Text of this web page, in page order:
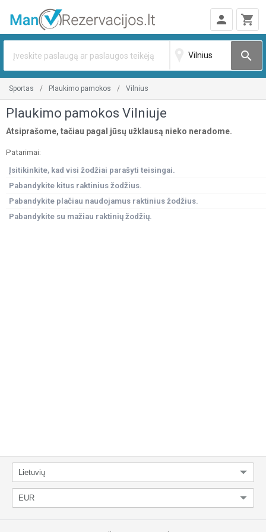
person shopping_cart
search
sportas plaukimo pamokos vilnius
Plaukimo pamokos Vilniuje
Atsiprašome, tačiau pagal jūsų užklausą nieko neradome.
Patarimai:
Įsitikinkite, kad visi žodžiai parašyti teisingai.
Pabandykite kitus raktinius žodžius.
Pabandykite plačiau naudojamus raktinius žodžius.
Pabandykite su mažiau raktinių žodžių.